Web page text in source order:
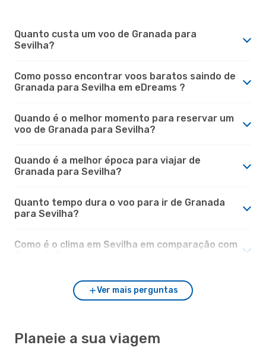
Quanto custa um voo de Granada para
Sevilha?
Como posso encontrar voos baratos saindo de
Granada para Sevilha em eDreams ?
Quando é o melhor momento para reservar um
voo de Granada para Sevilha?
Quando é a melhor época para viajar de
Granada para Sevilha?
Quanto tempo dura o voo para ir de Granada
para Sevilha?
Como é o clima em Sevilha em comparação com
Ver mais perguntas
Planeie a sua viagem